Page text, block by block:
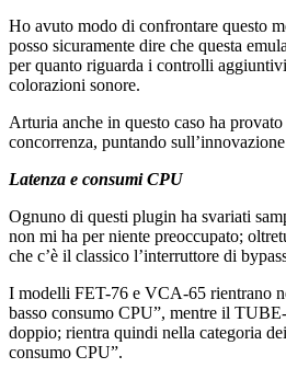
Ho avuto modo di confrontare questo
posso sicuramente dire che questa
per quanto riguarda i controlli
colorazioni sonore.
Arturia anche in questo caso ha
concorrenza, puntando
Latenza e consumi CPU
Ognuno di questi plugin ha svariati
non mi ha per niente preoccupato;
che c’è il classico l’interruttore di
I modelli FET-76 e VCA-65 rientrano
basso consumo CPU”, mentre il
doppio; rientra quindi nella categoria
consumo CPU”.